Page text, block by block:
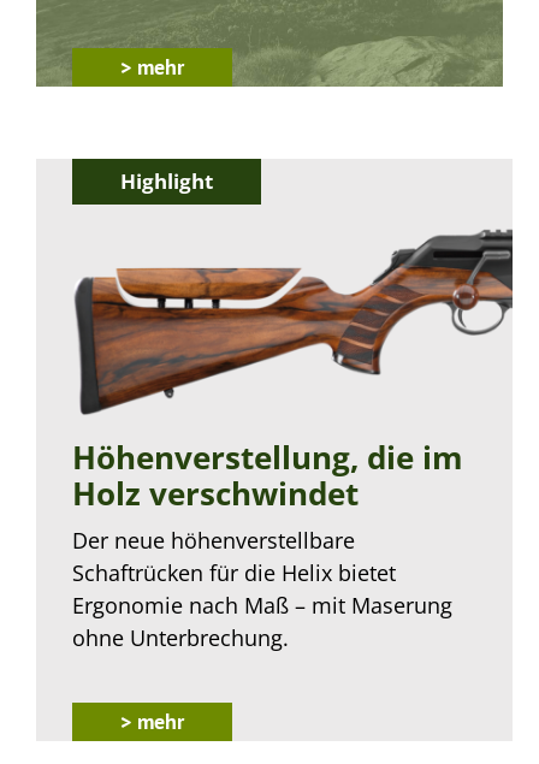
> mehr
Highlight
Höhenverstellung, die im
Holz verschwindet
Der neue höhenverstellbare
Schaftrücken für die Helix bietet
Ergonomie nach Maß – mit Maserung
ohne Unterbrechung.
> mehr